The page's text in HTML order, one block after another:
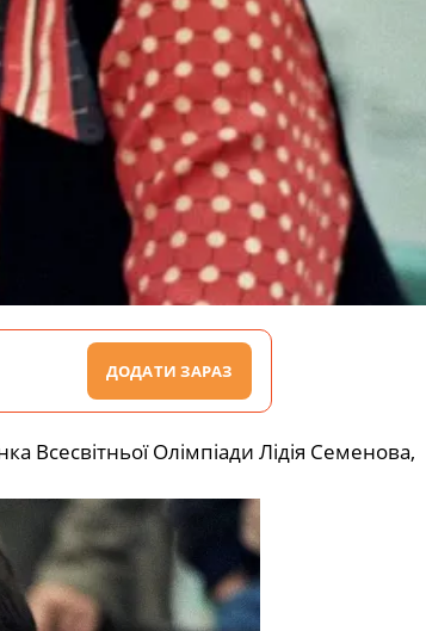
ДОДАТИ ЗАРАЗ
Всесвітньої Олімпіади Лідія Семенова,